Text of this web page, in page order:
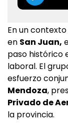
En un
en San Juan,
paso histórico
laboral. El
esfuerzo
Mendoza,
Privado de
la provincia.